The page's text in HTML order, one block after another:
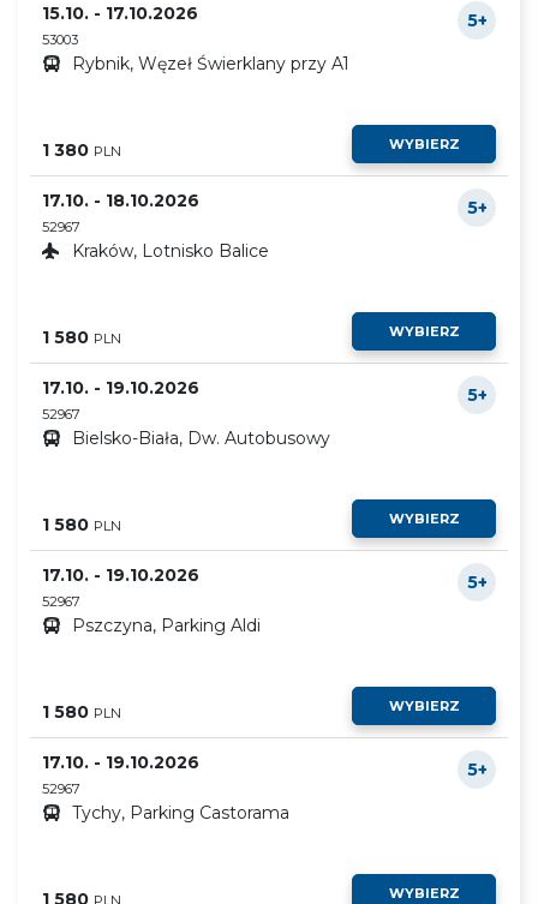
15.10. - 17.10.2026
53003
5+
Rybnik, Węzeł Świerklany przy A1
1 380 PLN WYBIERZ
17.10. - 18.10.2026
52967
5+
Kraków, Lotnisko Balice
1 580 PLN WYBIERZ
17.10. - 19.10.2026
52967
5+
Bielsko-Biała, Dw. Autobusowy
1 580 PLN WYBIERZ
17.10. - 19.10.2026
52967
5+
Pszczyna, Parking Aldi
1 580 PLN WYBIERZ
17.10. - 19.10.2026
52967
5+
Tychy, Parking Castorama
1 580 PLN WYBIERZ